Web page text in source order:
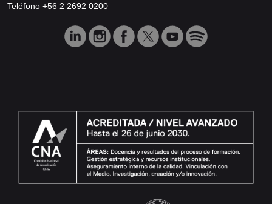
Teléfono +56 2 2692 0200